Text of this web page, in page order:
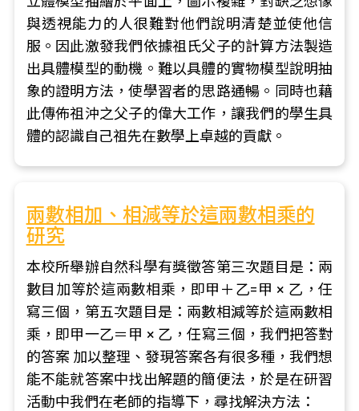
與透視能力的人很難對他們說明清楚並使他信
服。因此激發我們依據祖氏父子的計算方法製造
出具體模型的動機。難以具體的實物模型說明抽
象的證明方法，使學習者的思路通暢。同時也藉
此傳佈祖沖之父子的偉大工作，讓我們的學生具
體的認識自己祖先在數學上卓越的貢獻。
兩數相加、相減等於這兩數相乘的
研究
本校所舉辦自然科學有獎徵答第三次題目是：兩
數目加等於這兩數相乘，即甲＋乙=甲 × 乙，任
寫三個，第五次題目是：兩數相減等於這兩數相
乘，即甲一乙＝甲 × 乙，任寫三個，我們把答對
的答案 加以整理、發現答案各有很多種，我們想
能不能就答案中找出解題的簡便法，於是在研習
活動中我們在老師的指導下，尋找解決方法：